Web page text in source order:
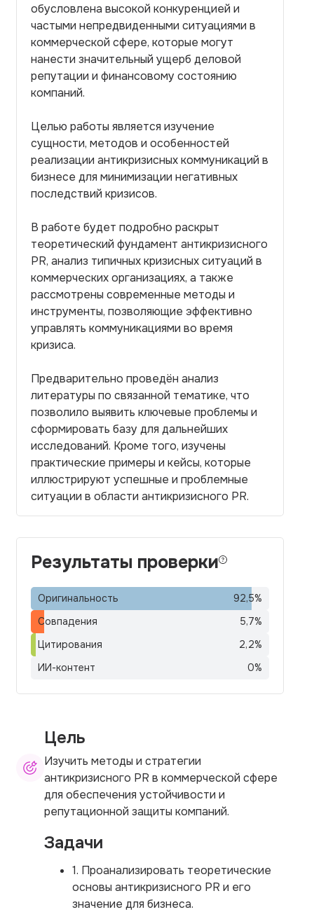
обусловлена высокой конкуренцией и
частыми непредвиденными ситуациями в
коммерческой сфере, которые могут
нанести значительный ущерб деловой
репутации и финансовому состоянию
компаний.
Целью работы является изучение
сущности, методов и особенностей
реализации антикризисных коммуникаций в
бизнесе для минимизации негативных
последствий кризисов.
В работе будет подробно раскрыт
теоретический фундамент антикризисного
PR, анализ типичных кризисных ситуаций в
коммерческих организациях, а также
рассмотрены современные методы и
инструменты, позволяющие эффективно
управлять коммуникациями во время
кризиса.
Предварительно проведён анализ
литературы по связанной тематике, что
позволило выявить ключевые проблемы и
сформировать базу для дальнейших
исследований. Кроме того, изучены
практические примеры и кейсы, которые
иллюстрируют успешные и проблемные
ситуации в области антикризисного PR.
Результаты проверки
Оригинальность 92,5%
Совпадения
5,7%
Цитирования
2,2%
ИИ-контент
0%
Цель
Изучить методы и стратегии
антикризисного PR в коммерческой сфере
для обеспечения устойчивости и
репутационной защиты компаний.
Задачи
1. Проанализировать теоретические
основы антикризисного PR и его
значение для бизнеса.